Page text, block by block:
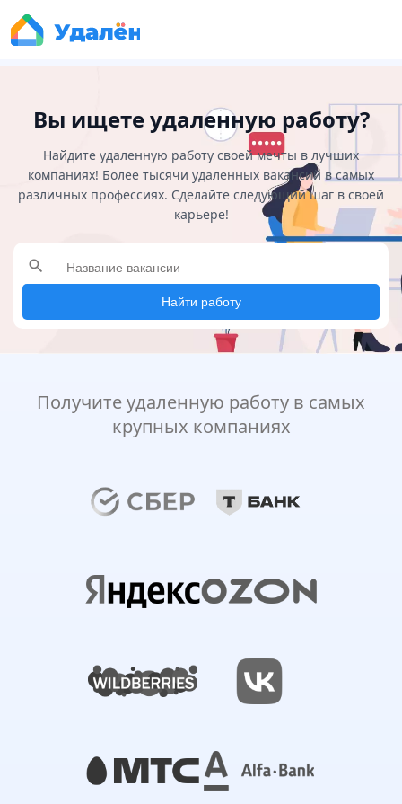
Вы ищете удаленную работу?
Найдите удаленную работу своей мечты в лучших
компаниях! Более тысячи удаленных вакансий в самых
различных профессиях. Сделайте следующий шаг в своей
карьере!
search
Найти работу
Получите удаленную работу в самых
крупных компаниях